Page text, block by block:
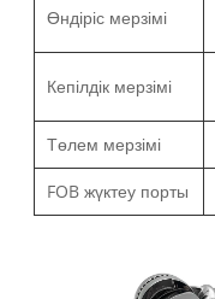
Өндіріс мерзімі
Кепілдік мерзімі
Төлем мерзімі
FOB жүктеу порты